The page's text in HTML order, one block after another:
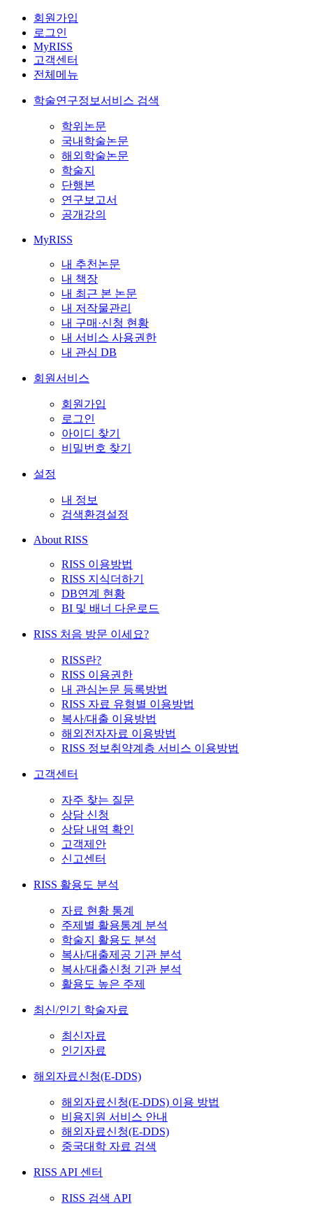
회원가입
로그인
MyRISS
고객센터
전체메뉴
학술연구정보서비스 검색
학위논문
국내학술논문
해외학술논문
학술지
단행본
연구보고서
공개강의
MyRISS
내 추천논문
내 책장
내 최근 본 논문
내 저작물관리
내 구매·신청 현황
내 서비스 사용권한
내 관심 DB
회원서비스
회원가입
로그인
아이디 찾기
비밀번호 찾기
설정
내 정보
검색환경설정
About RISS
RISS 이용방법
RISS 지식더하기
DB연계 현황
BI 및 배너 다운로드
RISS 처음 방문 이세요?
RISS란?
RISS 이용권한
내 관심논문 등록방법
RISS 자료 유형별 이용방법
복사/대출 이용방법
해외전자자료 이용방법
RISS 정보취약계층 서비스 이용방법
고객센터
자주 찾는 질문
상담 신청
상담 내역 확인
고객제안
신고센터
RISS 활용도 분석
자료 현황 통계
주제별 활용통계 분석
학술지 활용도 분석
복사/대출제공 기관 분석
복사/대출신청 기관 분석
활용도 높은 주제
최신/인기 학술자료
최신자료
인기자료
해외자료신청(E-DDS)
해외자료신청(E-DDS) 이용 방법
비용지원 서비스 안내
해외자료신청(E-DDS)
중국대학 자료 검색
RISS API 센터
RISS 검색 API